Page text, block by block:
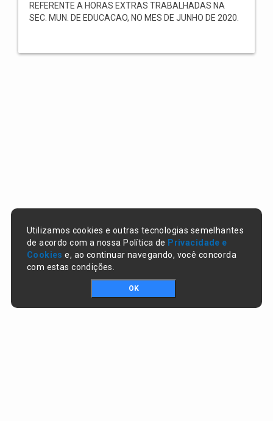
REFERENTE A HORAS EXTRAS TRABALHADAS NA
SEC. MUN. DE EDUCACAO, NO MES DE JUNHO DE 2020.
Utilizamos cookies e outras tecnologias semelhantes
de acordo com a nossa Política de Privacidade e
Cookies e, ao continuar navegando, você concorda
com estas condições.
OK